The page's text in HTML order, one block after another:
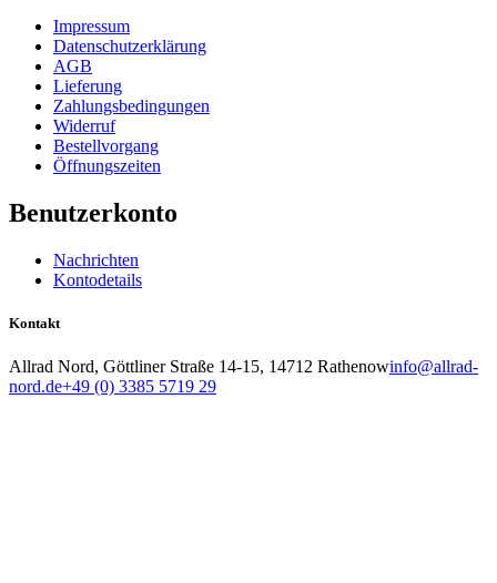
Impressum
Datenschutzerklärung
AGB
Lieferung
Zahlungsbedingungen
Widerruf
Bestellvorgang
Öffnungszeiten
Benutzerkonto
Nachrichten
Kontodetails
Kontakt
Allrad Nord, Göttliner Straße 14-15, 14712 Rathenowinfo@allrad-
nord.de+49 (0) 3385 5719 29